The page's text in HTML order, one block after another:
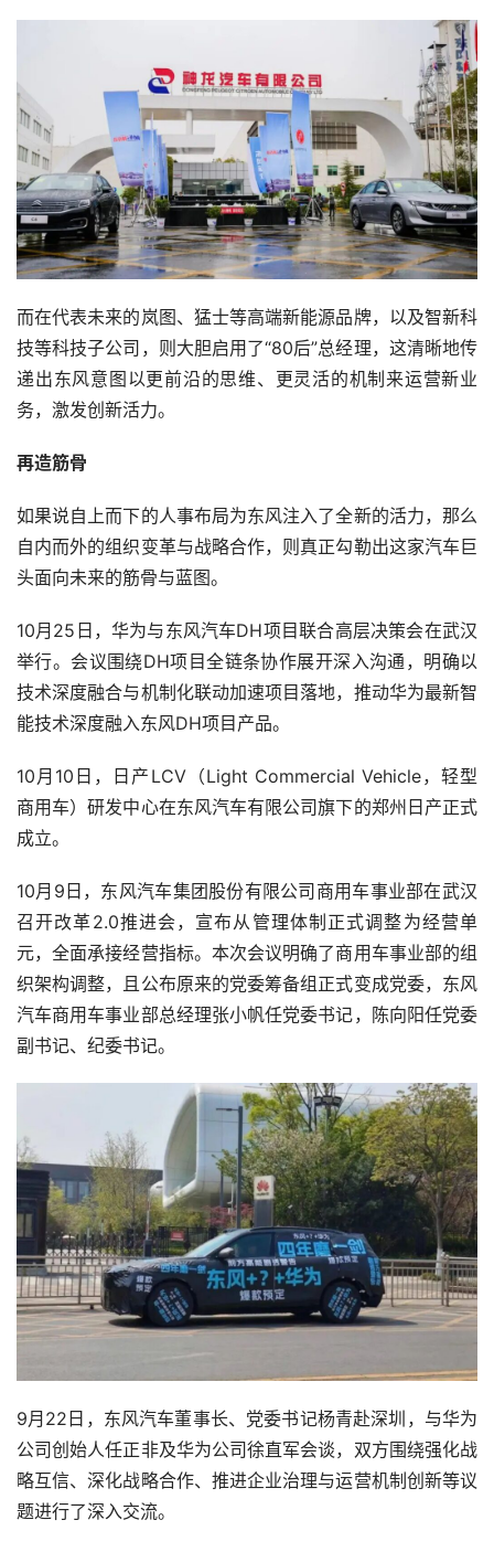
而在代表未来的岚图、猛士等高端新能源品牌，以及智新科
技等科技子公司，则大胆启用了“80后”总经理，这清晰地传
递出东风意图以更前沿的思维、更灵活的机制来运营新业
务，激发创新活力。
再造筋骨
如果说自上而下的人事布局为东风注入了全新的活力，那么
自内而外的组织变革与战略合作，则真正勾勒出这家汽车巨
头面向未来的筋骨与蓝图。
10月25日，华为与东风汽车DH项目联合高层决策会在武汉
举行。会议围绕DH项目全链条协作展开深入沟通，明确以
技术深度融合与机制化联动加速项目落地，推动华为最新智
能技术深度融入东风DH项目产品。
10月10日，日产LCV（Light Commercial Vehicle，轻型
商用车）研发中心在东风汽车有限公司旗下的郑州日产正式
成立。
10月9日，东风汽车集团股份有限公司商用车事业部在武汉
召开改革2.0推进会，宣布从管理体制正式调整为经营单
元，全面承接经营指标。本次会议明确了商用车事业部的组
织架构调整，且公布原来的党委筹备组正式变成党委，东风
汽车商用车事业部总经理张小帆任党委书记，陈向阳任党委
副书记、纪委书记。
9月22日，东风汽车董事长、党委书记杨青赴深圳，与华为
公司创始人任正非及华为公司徐直军会谈，双方围绕强化战
略互信、深化战略合作、推进企业治理与运营机制创新等议
题进行了深入交流。